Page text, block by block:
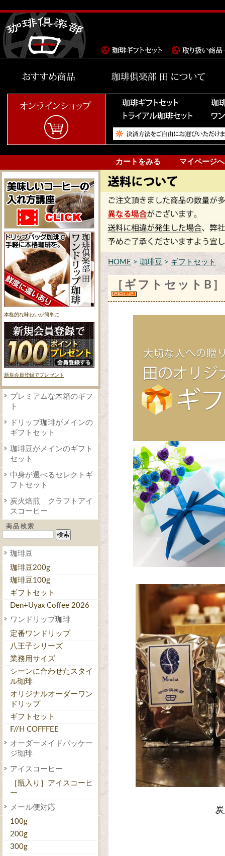
カートをみる マイページ
本格的な味わいが簡単に
新規会員登録でプレゼント
プレミアムな木箱のギフ
ト
ドリップ珈琲がメインの
ギフトセット
珈琲豆がメインのギフト
セット
中身が選べるセレクトギ
フトセット
炭火焙煎 クラフトアイ
スコーヒー
商品検索
珈琲豆
珈琲豆200g
珈琲豆100g
ギフトセット
Den+Uyax Coffee 2026
ワンドリップ珈琲
定番ワンドリップ
八王子シリーズ
業務用サイズ
シーンに合わせたスタイ
ル珈琲
オリジナルオーダーワン
ドリップ
ギフトセット
F//H COFFFEE
オーダーメイドパッケー
ジ珈琲
アイスコーヒー
［瓶入り］アイスコーヒ
ー
メール便対応
100g
200g
300g
HOME > 珈琲豆 > ギフトセット
［ギフトセットB